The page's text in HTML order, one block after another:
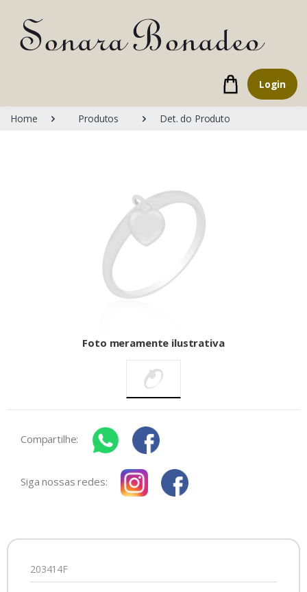
Login
Home Produtos Det. do Produto
Foto meramente ilustrativa
Compartilhe:
Siga nossas redes:
203414F